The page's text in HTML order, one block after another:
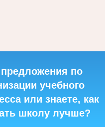
по
учебного
или знаете, как
школу лучше?